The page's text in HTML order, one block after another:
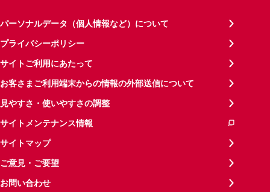
パーソナルデータ（個人情報など）について
プライバシーポリシー
サイトご利用にあたって
お客さまご利用端末からの情報の外部送信について
見やすさ・使いやすさの調整
サイトメンテナンス情報
サイトマップ
ご意見・ご要望
お問い合わせ